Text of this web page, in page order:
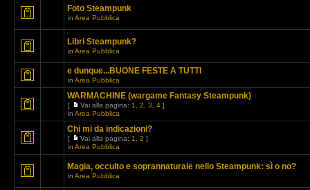
Foto Steampunk
in Area Pubblica
Libri Steampunk?
in Area Pubblica
e dunque...BUONE FESTE A TUTTI
in Area Pubblica
WARMACHINE (wargame Fantasy Steampunk)
[ Vai alla pagina: 1 2 3 4 ]
in Area Pubblica
Chi mi da indicazioni?
[ Vai alla pagina: 1 2 ]
in Area Pubblica
Magia, occulto e soprannaturale nello Steampunk: sì o no?
in Area Pubblica